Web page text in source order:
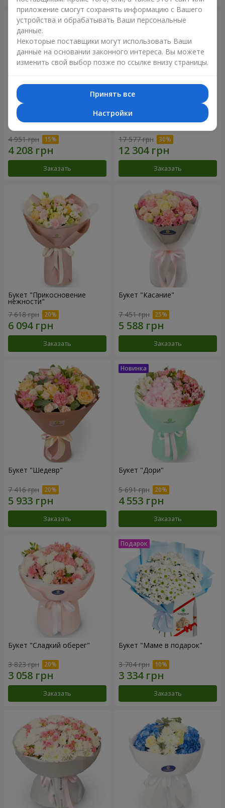
Букет "Дзинтарс"
4 951 грн
Заказать
Букет "Your Smile"
17 577 грн
Заказать
Букет "Прикосновение
нежности"
7 618 грн
Заказать
Букет "Касание"
7 451 грн
Заказать
Букет "Шедевр"
7 416 грн
Заказать
Букет "Дори"
5 691 грн
Заказать
Букет "Сладкий оберег"
3 823 грн
Заказать
Букет "Маме в подарок"
3 704 грн
Заказать
приложение смогут сохранять информацию с Вашего
устройства и обрабатывать Ваши персональные
данные.
Некоторые поставщики могут использовать Ваши
данные на основании законного интереса. Вы можете
изменить свой выбор позже по ссылке внизу страницы.
Принять все
Настройки